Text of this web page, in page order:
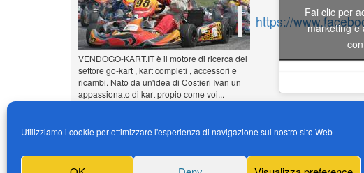
Utilizziamo i cookie per ottimizzare l'esperienza di navigazione sul nostro sito Web -
VENDOGO-KART.IT è il motore di ricerca del
settore go-kart , kart completi , accessori e
ricambi. Nato da un'idea di Costieri Ivan un
appassionato di kart propio come voi...
Inserisci il tuo annuncio
https://
Fai clic per
marketing e